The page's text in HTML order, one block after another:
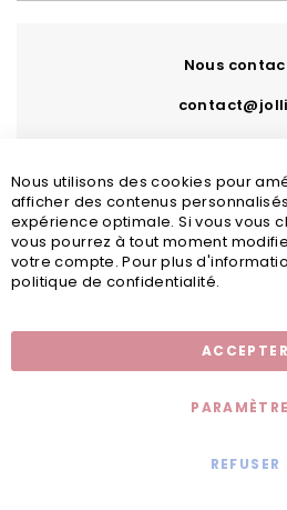
Nous
Nous utilisons des cookies pour
afficher des contenus
expérience optimale. Si vous vous
vous pourrez à tout moment
votre compte. Pour plus
politique de confidentialité.
ACCEPTER
REFUSER